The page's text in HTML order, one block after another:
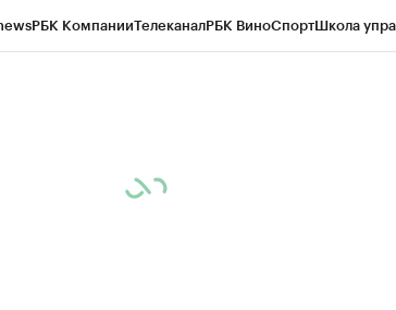
РБК КомпанииТелеканалРБК ВиноСпортШкола